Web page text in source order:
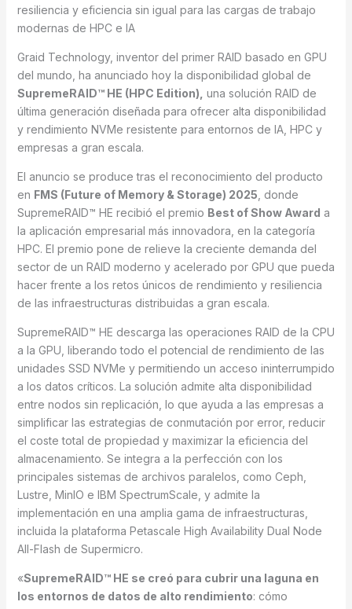
resiliencia y eficiencia sin igual para las cargas de trabajo
modernas de HPC e IA
Graid Technology, inventor del primer RAID basado en GPU
del mundo, ha anunciado hoy la disponibilidad global de
SupremeRAID™ HE (HPC Edition), una solución RAID de
última generación diseñada para ofrecer alta disponibilidad
y rendimiento NVMe resistente para entornos de IA, HPC y
empresas a gran escala.
El anuncio se produce tras el reconocimiento del producto
en FMS (Future of Memory & Storage) 2025 , donde
SupremeRAID™ HE recibió el premio Best of Show Award a
la aplicación empresarial más innovadora, en la categoría
HPC. El premio pone de relieve la creciente demanda del
sector de un RAID moderno y acelerado por GPU que pueda
hacer frente a los retos únicos de rendimiento y resiliencia
de las infraestructuras distribuidas a gran escala.
SupremeRAID™ HE descarga las operaciones RAID de la CPU
a la GPU, liberando todo el potencial de rendimiento de las
unidades SSD NVMe y permitiendo un acceso ininterrumpido
a los datos críticos. La solución admite alta disponibilidad
entre nodos sin replicación, lo que ayuda a las empresas a
simplificar las estrategias de conmutación por error, reducir
el coste total de propiedad y maximizar la eficiencia del
almacenamiento. Se integra a la perfección con los
principales sistemas de archivos paralelos, como Ceph,
Lustre, MinIO e IBM SpectrumScale, y admite la
implementación en una amplia gama de infraestructuras,
incluida la plataforma Petascale High Availability Dual Node
All-Flash de Supermicro.
«SupremeRAID™ HE se creó para cubrir una laguna en
los entornos de datos de alto rendimiento: cómo